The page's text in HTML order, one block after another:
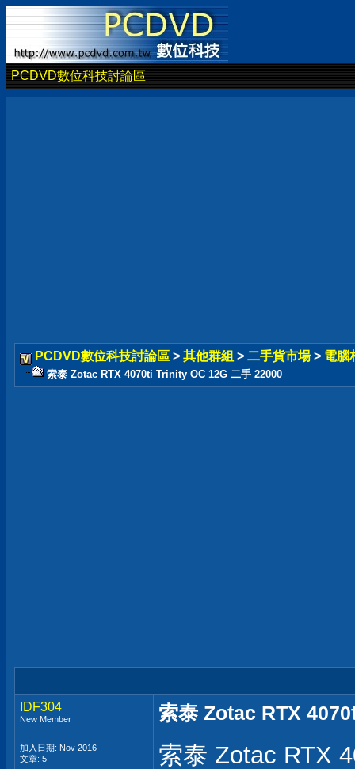
PCDVD數位科技討論區
PCDVD數位科技討論區 > 其他群組 > 二手貨市場 > 電腦
索泰 Zotac RTX 4070ti Trinity OC 12G 二手 22000
IDF304
New Member
加入日期: Nov 2016
文章: 5
索泰 Zotac RTX
索泰 Zotac RTX